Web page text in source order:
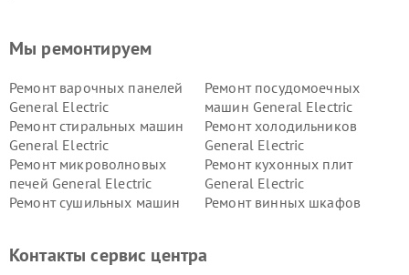
Мы ремонтируем
Ремонт варочных панелей
General Electric
Ремонт посудомоечных
машин General Electric
Ремонт стиральных машин
General Electric
Ремонт холодильников
General Electric
Ремонт микроволновых
печей General Electric
Ремонт кухонных плит
General Electric
Ремонт сушильных машин
Ремонт винных шкафов
Electric
General Electric
Контакты сервис центра